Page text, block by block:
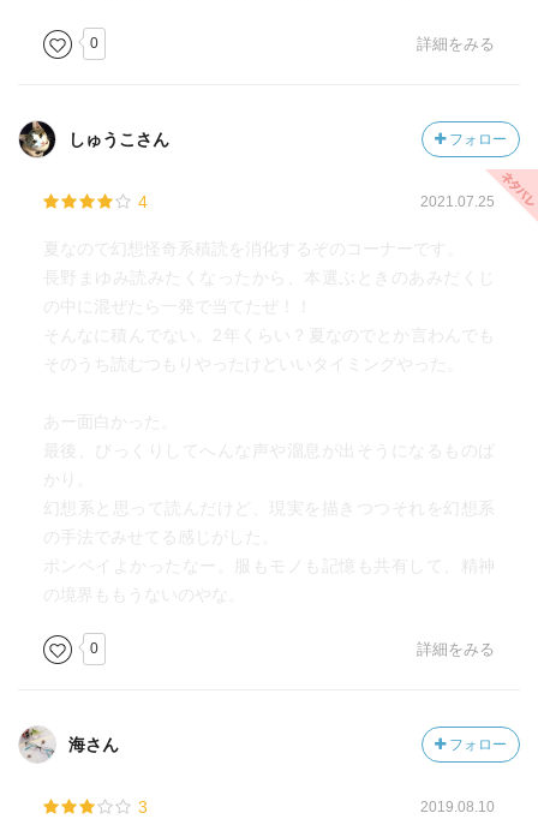
0 詳細をみる
しゅうこさん フォロー
4 2021.07.25
夏なので幻想怪奇系積読を消化するぞのコーナーです。
長野まゆみ読みたくなったから、本選ぶときのあみだくじ
の中に混ぜたら一発で当てたぜ！！
そんなに積んでない。2年くらい？夏なのでとか言わんでも
そのうち読むつもりやったけどいいタイミングやった。
あー面白かった。
最後、びっくりしてへんな声や溜息が出そうになるものば
かり。
幻想系と思って読んだけど、現実を描きつつそれを幻想系
の手法でみせてる感じがした。
ポンペイよかったなー。服もモノも記憶も共有して、精神
の境界ももうないのやな。
0 詳細をみる
海さん フォロー
3 2019.08.10